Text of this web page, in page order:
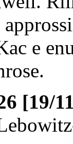
e
[19/